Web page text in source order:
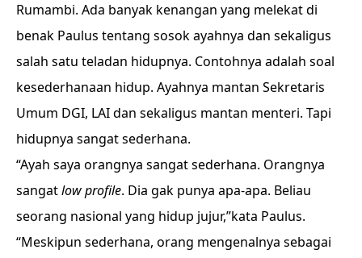
Rumambi. Ada banyak kenangan yang melekat di
benak Paulus tentang sosok ayahnya dan sekaligus
salah satu teladan hidupnya. Contohnya adalah soal
kesederhanaan hidup. Ayahnya mantan Sekretaris
Umum DGI, LAI dan sekaligus mantan menteri. Tapi
hidupnya sangat sederhana.
“Ayah saya orangnya sangat sederhana. Orangnya
sangatlow profile. Dia gak punya apa-apa. Beliau
seorang nasional yang hidup jujur,”kata Paulus.
“Meskipun sederhana, orang mengenalnya sebagai